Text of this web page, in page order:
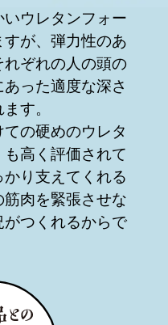
ウレタンフォー
が、弾力性のあ
ぞれの人の頭の
った適度な深さ
す。
の硬めのウレタ
高く評価されて
り支えてくれる
肉を緊張させな
つくれるからで